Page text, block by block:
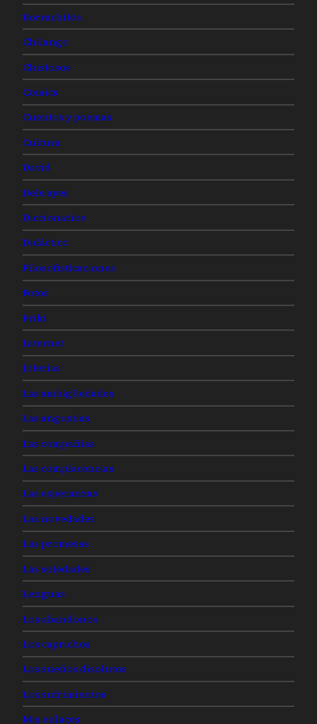
Borrachitos
Chilango
Chistosos
Comics
Cuentos y poemas
Cultura
David
Debrayes
Diccionarios
Didáctico
Filosofisticaciones
Fotos
Friki
Internet
Joterías
Las ambigüedades
Las angustias
Las compañías
Las complacencias
Las esperanzas
Las novedades
Las promesas
Las soledades
Lenguas
Los abandonos
Los caprichos
Los sueños disolutos
Los sufrimientos
Mis enlaces